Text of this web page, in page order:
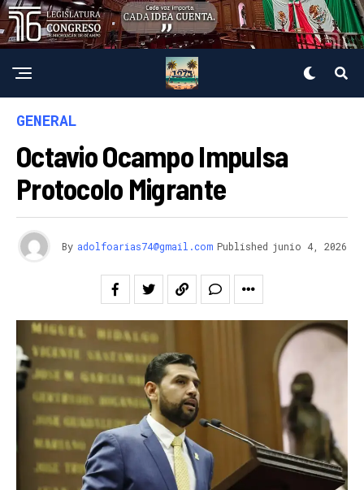
GENERAL
Octavio Ocampo Impulsa
Protocolo Migrante
By adolfoarias74@gmail.com Published junio 4, 2026